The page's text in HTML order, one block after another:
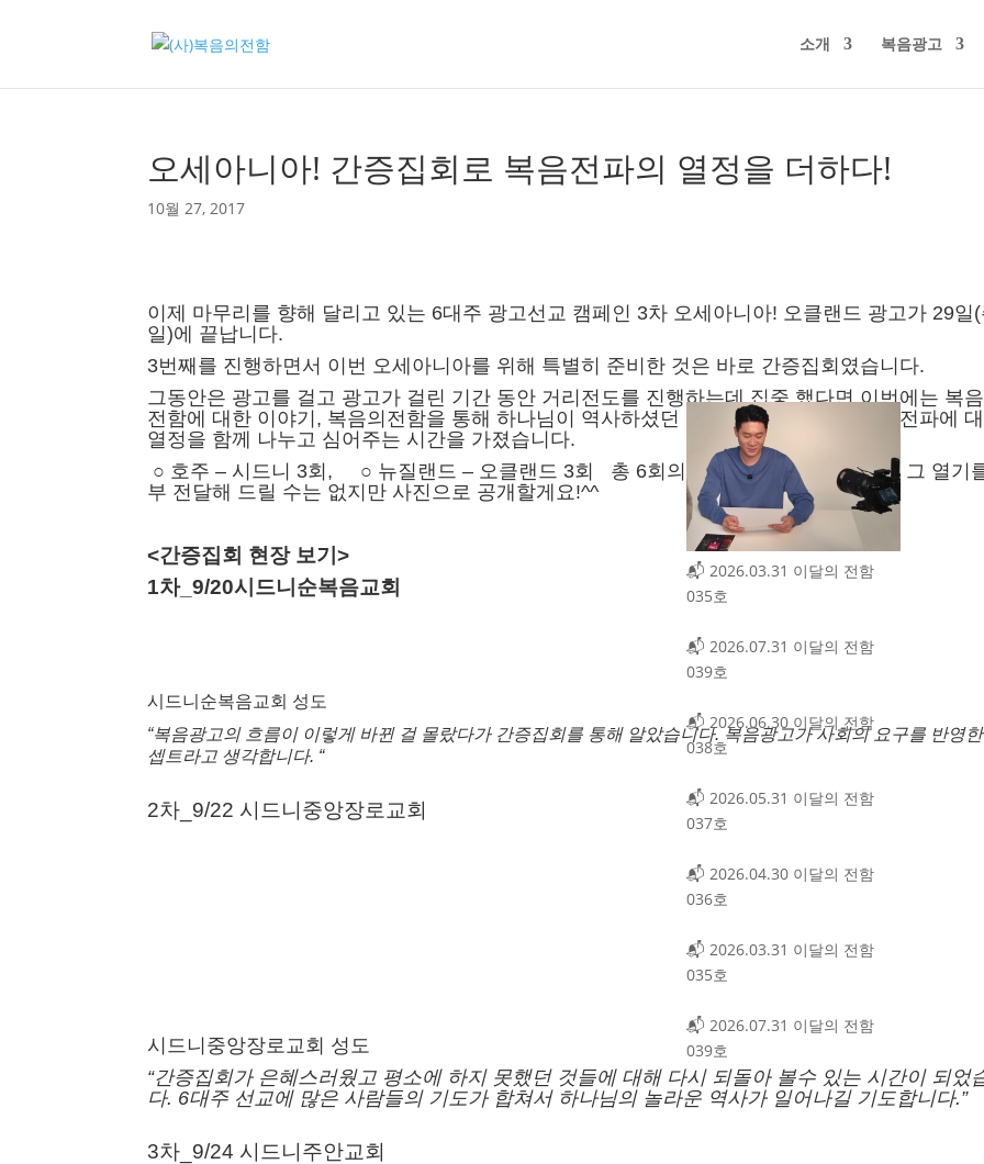
소개 복음광고
오세아니아! 간증집회로 복음전파의 열정을 더하다!
10월 27, 2017
이제 마무리를 향해 달리고 있는 6대주 광고선교 캠페인 3차 오세아니아! 오클랜드 광고가 29일
일)에 끝납니다.
3번째를 진행하면서 이번 오세아니아를 위해 특별히 준비한 것은 바로 간증집회였습니다.
그동안은 광고를 걸고 광고가 걸린 기간 동안 거리전도를 진행하는데 집중 했다면 이번에는 복
전함에 대한 이야기, 복음의전함을 통해 하나님이 역사하셨던 순간순간을 나누며 복음 전파에
열정을 함께 나누고 심어주는 시간을 가졌습니다.
○ 호주 – 시드니 3회, ○ 뉴질랜드 – 오클랜드 3회 총 6회의 간증집회가 있었는데요, 그 열기
부 전달해 드릴 수는 없지만 사진으로 공개할게요!^^
<간증집회 현장 보기>
1차_9/20시드니순복음교회
시드니순복음교회 성도
“복음광고의 흐름이 이렇게 바뀐 걸 몰랐다가 간증집회를 통해 알았습니다.복음광고가 사회의 요구를 반영
셉트라고 생각합니다. “
2차_9/22 시드니중앙장로교회
시드니중앙장로교회 성도
“간증집회가 은혜스러웠고 평소에 하지 못했던 것들에 대해 다시 되돌아 볼수 있는 시간이 되었
다. 6대주 선교에 많은 사람들의 기도가 합쳐서 하나님의 놀라운 역사가 일어나길 기도합니다.”
3차_9/24 시드니주안교회
📬 2026.03.31 이달의 전함
035호
📬 2026.07.31 이달의 전함
039호
📬 2026.06.30 이달의 전함
038호
📬 2026.05.31 이달의 전함
037호
📬 2026.04.30 이달의 전함
036호
📬 2026.03.31 이달의 전함
035호
📬 2026.07.31 이달의 전함
039호